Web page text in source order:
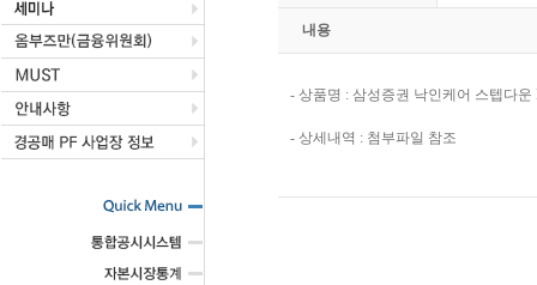
내용
- 상품명 : 삼성증권 낙인케어 스텝다운
- 상세내역 : 첨부파일 참조